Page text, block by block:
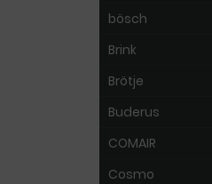
bösch
Brink
Brötje
Buderus
COMAIR
Cosmo